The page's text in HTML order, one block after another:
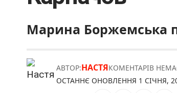
Марина Боржемська
ОСТАННЄ ОНОВЛЕННЯ 1 СІЧНЯ,
АВТОР:НАСТЯКОМЕНТАРІВ